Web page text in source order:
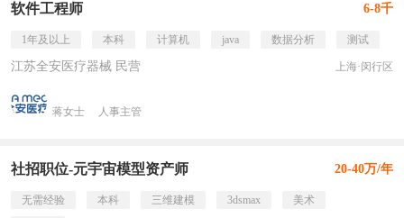
软件工程师 6-8千
1年及以上 本科 计算机 java 数据分析 测试
江苏全安医疗器械 民营 上海·闵行区
蒋女士 人事主管
社招职位-元宇宙模型资产师 20-40万/年
无需经验 本科 三维建模 3dsmax
美术